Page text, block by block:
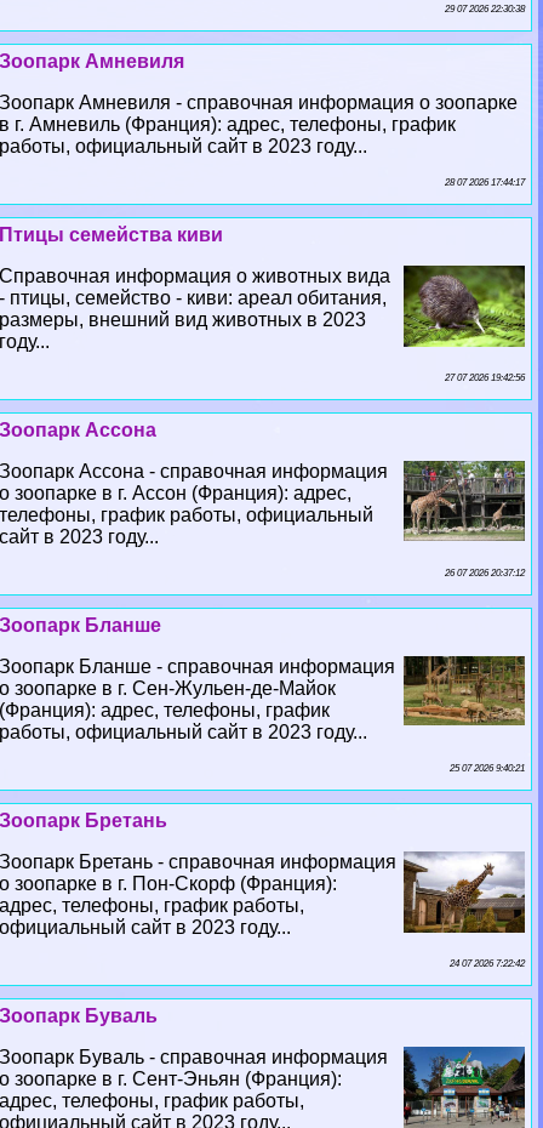
29 07 2026 22:30:38
Зоопарк Амневиля
Зоопарк Амневиля - справочная информация о зоопарке
в г. Амневиль (Франция): адрес, телефоны, график
работы, официальный сайт в 2023 году...
28 07 2026 17:44:17
Птицы семейства киви
Справочная информация о животных вида
- птицы, семейство - киви: ареал обитания,
размеры, внешний вид животных в 2023
году...
27 07 2026 19:42:56
Зоопарк Ассона
Зоопарк Ассона - справочная информация
о зоопарке в г. Ассон (Франция): адрес,
телефоны, график работы, официальный
сайт в 2023 году...
26 07 2026 20:37:12
Зоопарк Бланше
Зоопарк Бланше - справочная информация
о зоопарке в г. Сен-Жульен-де-Майок
(Франция): адрес, телефоны, график
работы, официальный сайт в 2023 году...
25 07 2026 9:40:21
Зоопарк Бретань
Зоопарк Бретань - справочная информация
о зоопарке в г. Пон-Скорф (Франция):
адрес, телефоны, график работы,
официальный сайт в 2023 году...
24 07 2026 7:22:42
Зоопарк Буваль
Зоопарк Буваль - справочная информация
о зоопарке в г. Сент-Эньян (Франция):
адрес, телефоны, график работы,
официальный сайт в 2023 году...